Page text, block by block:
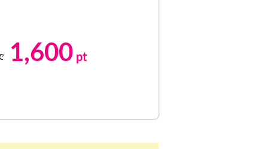
1,600 pt